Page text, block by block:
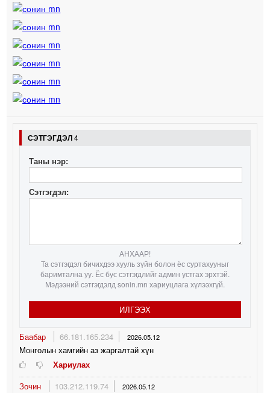
СЭТГЭГДЭЛ4
Таны нэр:
Сэтгэгдэл:
АНХААР!
Та сэтгэгдэл бичихдээ хууль зүйн болон ёс суртахууныг
баримтална уу. Ёс бус сэтгэгдлийг админ устгах эрхтэй.
Мэдээний сэтгэгдэлд sonin.mn хариуцлага хүлээхгүй.
ИЛГЭЭХ
Баабар 66.181.165.234 2026.05.12
Монголын хамгийн аз жаргалтай хүн
Хариулах
Зочин
103.212.119.74 2026.05.12